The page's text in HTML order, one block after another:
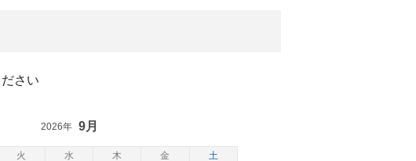
さい
火 水 木 金 土
2026年 9月